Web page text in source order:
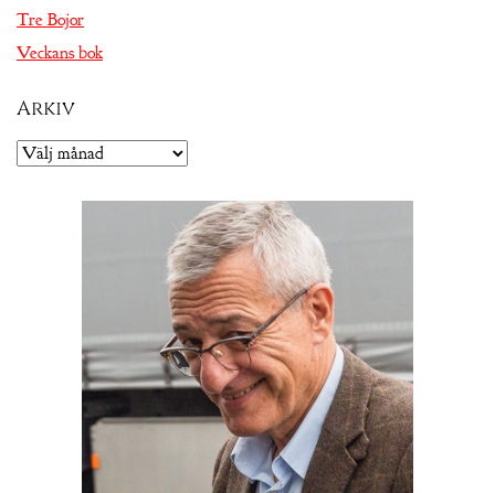
Tre Bojor
Veckans bok
Arkiv
Arkiv